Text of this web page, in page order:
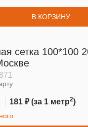
В КОРЗИНУ
сетка 100*100
181 ₽(за 1 метр2)